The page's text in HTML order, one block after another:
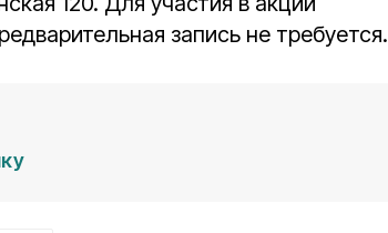
запись не требуется.